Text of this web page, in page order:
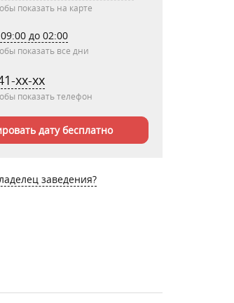
показать на карте
до 02:00
показать все дни
xx-xx
показать телефон
дату бесплатно
заведения?